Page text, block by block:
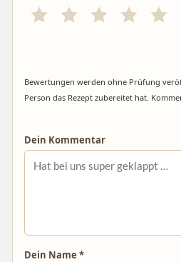
Bewertungen werden ohne Prüfung
Person das Rezept zubereitet hat.
Dein Kommentar
Dein Name *